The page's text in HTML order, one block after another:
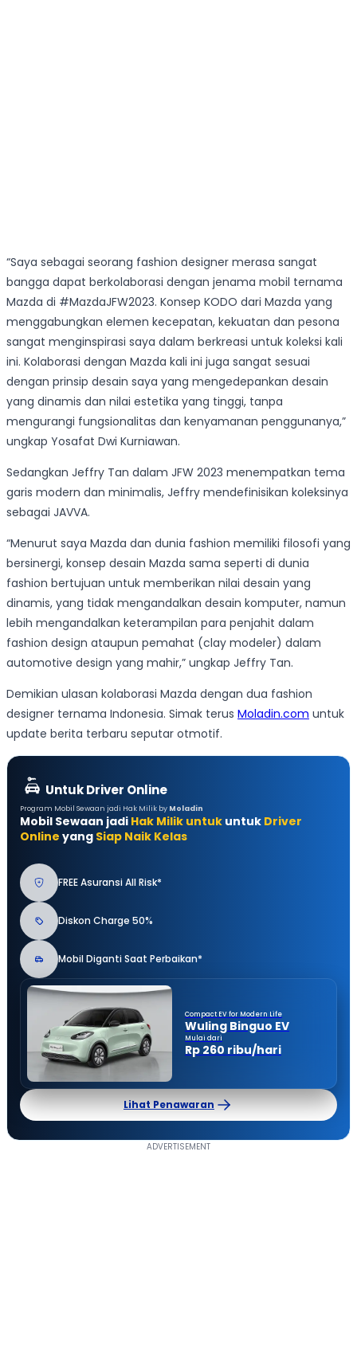
“Saya sebagai seorang fashion designer merasa sangat
bangga dapat berkolaborasi dengan jenama mobil ternama
Mazda di #MazdaJFW2023. Konsep KODO dari Mazda yang
menggabungkan elemen kecepatan, kekuatan dan pesona
sangat menginspirasi saya dalam berkreasi untuk koleksi kali
ini. Kolaborasi dengan Mazda kali ini juga sangat sesuai
dengan prinsip desain saya yang mengedepankan desain
yang dinamis dan nilai estetika yang tinggi, tanpa
mengurangi fungsionalitas dan kenyamanan penggunanya,”
ungkap Yosafat Dwi Kurniawan.
Sedangkan Jeffry Tan dalam JFW 2023 menempatkan tema
garis modern dan minimalis, Jeffry mendefinisikan koleksinya
sebagai JAVVA.
“Menurut saya Mazda dan dunia fashion memiliki filosofi yang
bersinergi, konsep desain Mazda sama seperti di dunia
fashion bertujuan untuk memberikan nilai desain yang
dinamis, yang tidak mengandalkan desain komputer, namun
lebih mengandalkan keterampilan para penjahit dalam
fashion design ataupun pemahat (clay modeler) dalam
automotive design yang mahir,” ungkap Jeffry Tan.
Demikian ulasan kolaborasi Mazda dengan dua fashion
designer ternama Indonesia. Simak terus Moladin.com untuk
update berita terbaru seputar otmotif.
Untuk Driver Online
Program Mobil Sewaan jadi Hak Milik by Moladin
Mobil Sewaan jadi Hak Milik untuk untuk Driver
Online yang Siap Naik Kelas
FREE Asuransi All Risk*
Diskon Charge 50%
Mobil Diganti Saat Perbaikan*
Compact EV for Modern Life
Wuling Binguo EV
Mulai dari
Rp 260 ribu/hari
Lihat Penawaran